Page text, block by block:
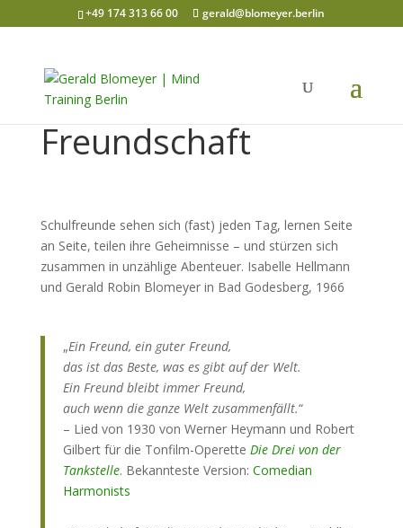
+49 174 313 66 00 gerald@blomeyer.berlin
Freundschaft
Schulfreunde sehen sich (fast) jeden Tag, lernen Seite
an Seite, teilen ihre Geheimnisse – und stürzen sich
zusammen in unzählige Abenteuer. Isabelle Hellmann
und Gerald Robin Blomeyer in Bad Godesberg, 1966
„Ein Freund, ein guter Freund,
das ist das Beste, was es gibt auf der Welt.
Ein Freund bleibt immer Freund,
auch wenn die ganze Welt zusammenfällt.“
– Lied von 1930 von Werner Heymann und Robert
Gilbert für die Tonfilm-Operette Die Drei von der
Tankstelle. Bekannteste Version: Comedian
Harmonists